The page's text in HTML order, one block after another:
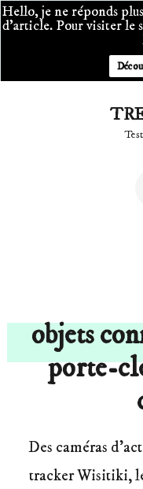
Hello, je ne réponds
d'article. Pour visiter le
objets
porte-
Des caméras
tracker Wisitiki,